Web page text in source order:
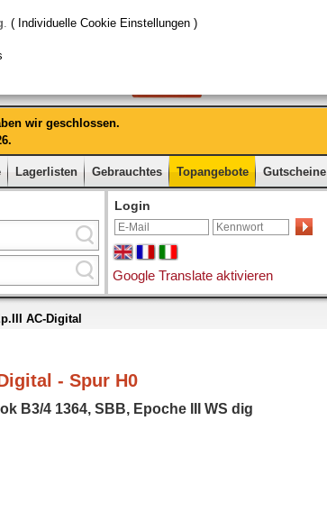
wir geschlossen.
Lagerlisten Gebrauchtes Topangebote Gutscheine
Login
Google Translate aktivieren
AC-Digital
- Spur H0
B3/4 1364, SBB, Epoche III WS dig
. ( Individuelle Cookie Einstellungen )